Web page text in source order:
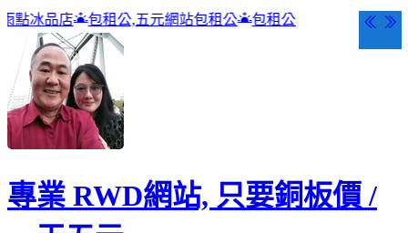
,五元網站包租公 包租公
專業 RWD網站, 只要銅板價 /